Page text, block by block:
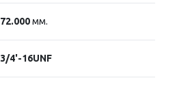
72.000мм.
3/4'-16UNF